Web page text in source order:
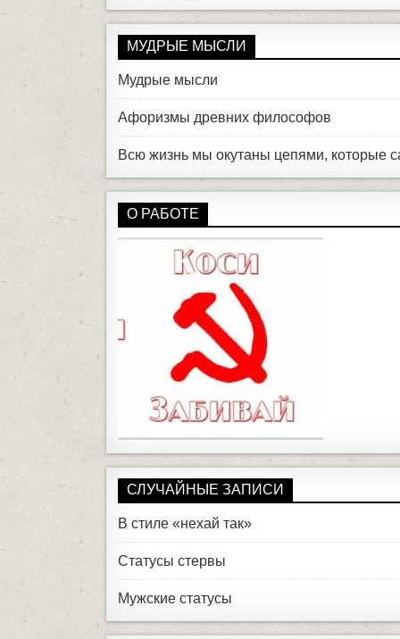
МУДРЫЕ МЫСЛИ
Мудрые мысли
Афоризмы древних философов
Всю жизнь мы окутаны цепями, которые
О РАБОТЕ
СЛУЧАЙНЫЕ ЗАПИСИ
В стиле «нехай так»
Статусы стервы
Мужские статусы